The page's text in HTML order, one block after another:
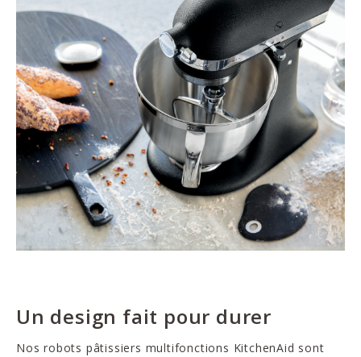
Un design fait pour durer
Nos robots pâtissiers multifonctions KitchenAid sont